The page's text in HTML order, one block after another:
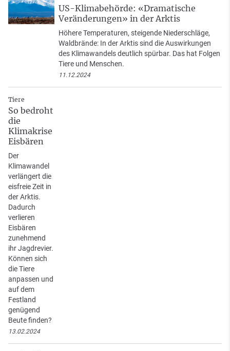
US-Klimabehörde: «Dramatische
Veränderungen» in der Arktis
Höhere Temperaturen, steigende Niederschläge,
Waldbrände: In der Arktis sind die Auswirkungen
des Klimawandels deutlich spürbar. Das hat Folgen
Tiere und Menschen.
11.12.2024
Tiere
So bedroht
die
Klimakrise
Eisbären
Der
Klimawandel
verlängert die
eisfreie Zeit in
der Arktis.
Dadurch
verlieren
Eisbären
zunehmend
ihr Jagdrevier.
Können sich
die Tiere
anpassen und
auf dem
Festland
genügend
Beute finden?
13.02.2024